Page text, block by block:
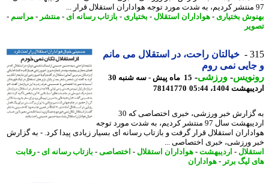
بختیاری- هواداران استقلال-بختیاری- بازتاب رسانه ای- منتشر-مراسم -
خیالتان راحت، در استقلال می مانم
نمی روم
-ورزشی-
15 ماه پیش - سه شنبه 30
1404، 05:44
78141770
به گزارش خبر ورزشی، خبری اختصاصی که 30
اردیبهشت سال 97 منتشر کردیم، به شدت مورد توجه
استقلال قرار گرفت و بازتاب رسانه ای بسیار زیادی پیدا کرد. - به گزارش
ورزشی، خبری اختصاصی ...
-اردیبهشت-هواداران استقلال-اختصاصی-بازتاب رسانه ای- رقابت
لیگ برتر - هواداران